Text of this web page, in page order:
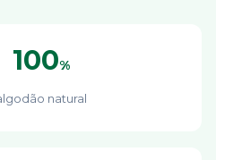
100%
natural